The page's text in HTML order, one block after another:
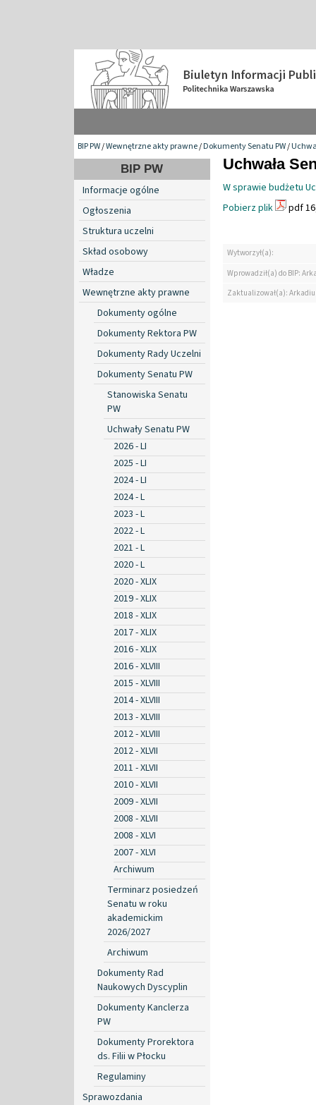
BIP PW/Wewnętrzne akty prawne/Dokumenty Senatu PW/
BIP PW
Informacje ogólne
Ogłoszenia
Struktura uczelni
Skład osobowy
Władze
Wewnętrzne akty prawne
Dokumenty ogólne
Dokumenty Rektora PW
Dokumenty Rady Uczelni
Dokumenty Senatu PW
Stanowiska Senatu
PW
Uchwały Senatu PW
2026 - LI
2025 - LI
2024 - LI
2024 - L
2023 - L
2022 - L
2021 - L
2020 - L
2020 - XLIX
2019 - XLIX
2018 - XLIX
2017 - XLIX
2016 - XLIX
2016 - XLVIII
2015 - XLVIII
2014 - XLVIII
2013 - XLVIII
2012 - XLVIII
2012 - XLVII
2011 - XLVII
2010 - XLVII
2009 - XLVII
2008 - XLVII
2008 - XLVI
2007 - XLVI
Archiwum
Terminarz posiedzeń
Senatu w roku
akademickim
2026/2027
Archiwum
Dokumenty Rad
Naukowych Dyscyplin
Dokumenty Kanclerza
PW
Dokumenty Prorektora
ds. Filii w Płocku
Regulaminy
Sprawozdania
Uchwała
W sprawie budżetu
Pobierz plik
pdf
Wytworzył(a):
Wprowadził(a) do BIP:
Zaktualizował(a):